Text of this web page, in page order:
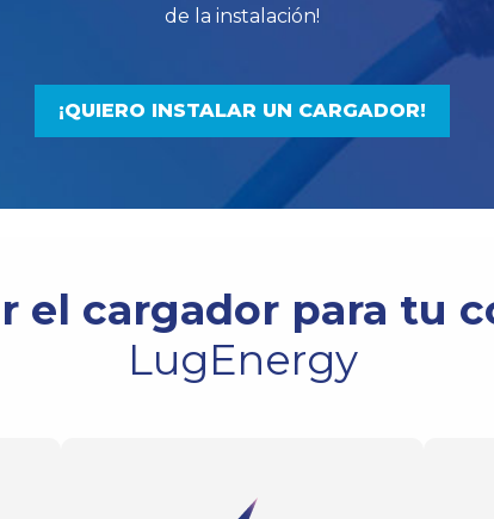
de la instalación!
¡QUIERO INSTALAR UN CARGADOR!
el cargador para tu
LugEnergy